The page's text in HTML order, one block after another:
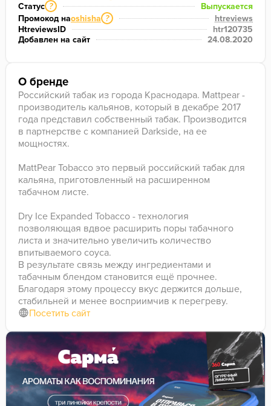
Статус ?
Выпускается
Промокод наoshisha ?
htreviews
HtreviewsID
htr120735
Добавлен на сайт
24.08.2020
О бренде
Российский табак из города Краснодара. Mattpear -
производитель кальянов, который в декабре 2017
года представил собственный табак. Производится
в партнерстве с компанией Darkside, на ее
мощностях.
MattPear Tobacco это первый российский табак для
кальяна, приготовленный на расширенном
табачном листе.
Dry Ice Expanded Tobacco - технология
позволяющая вдвое расширить поры табачного
листа и значительно увеличить количество
впитываемого соуса.
В результате связь между ингредиентами и
табачным блендом становится ещё прочнее.
Благодаря этому процессу вкус держится дольше,
стабильней и менее восприимчив к перегреву.
Посетить сайт